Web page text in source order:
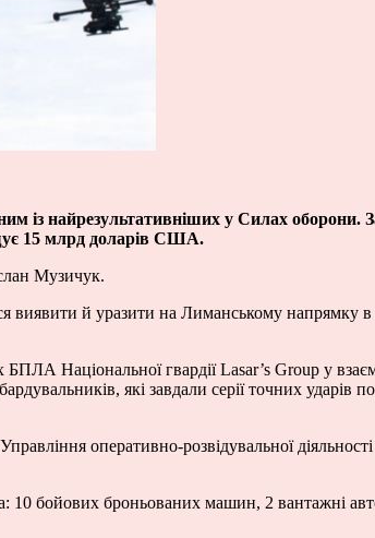
із найрезультативніших у Силах оборони.
15 млрд доларів США.
Музичук.
виявити й уразити на Лиманському напрямку в
Національної гвардії Lasar’s Group у
які завдали серії точних ударів
оперативно-розвідувальної діяльності
10 бойових броньованих машин, 2 вантажні